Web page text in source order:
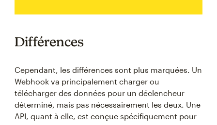
Différences
Cependant, les différences sont plus marquées. Un
Webhook va principalement charger ou
télécharger des données pour un déclencheur
déterminé, mais pas nécessairement les deux. Une
API, quant à elle, est conçue spécifiquement pour